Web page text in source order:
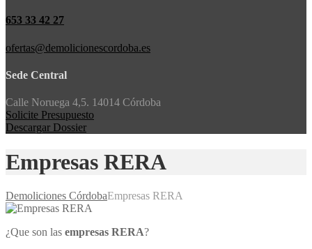
653 33 42 27
ofertas@demolicionescordoba.es
Sede Central
Calle Noruega 4,5. 14014 Córdoba
Solicite Presupuesto
Descargar Dossier
Empresas RERA
Demoliciones CórdobaEmpresas RERA
¿Que son las empresas RERA?